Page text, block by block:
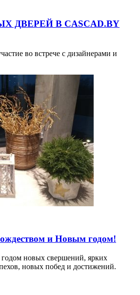
ДВЕРЕЙ В CASCAD.BY
во встрече с дизайнерами и
и Новым годом!
годом новых свершений, ярких
новых побед и достижений.